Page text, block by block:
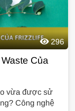
296
Của
vừa được sử
Công nghệ